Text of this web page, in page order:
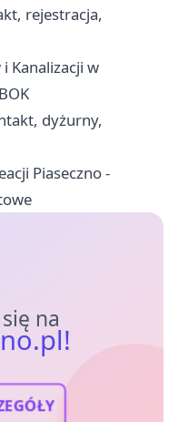
rejestracja,
Kanalizacji w
dyżurny,
Piaseczno -
na